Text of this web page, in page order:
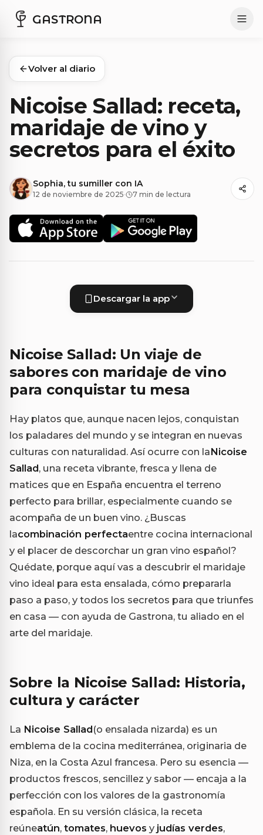
GASTRONA
Volver al diario
Nicoise Sallad: receta,
maridaje de vino y
secretos para el éxito
Sophia, tu sumiller con IA
12 de noviembre de 2025· 7 min de lectura
Descargar la app
Nicoise Sallad: Un viaje de
sabores con maridaje de vino
para conquistar tu mesa
Hay platos que, aunque nacen lejos, conquistan
los paladares del mundo y se integran en nuevas
culturas con naturalidad. Así ocurre con laNicoise
Sallad, una receta vibrante, fresca y llena de
matices que en España encuentra el terreno
perfecto para brillar, especialmente cuando se
acompaña de un buen vino. ¿Buscas
lacombinación perfectaentre cocina internacional
y el placer de descorchar un gran vino español?
Quédate, porque aquí vas a descubrir el maridaje
vino ideal para esta ensalada, cómo prepararla
paso a paso, y todos los secretos para que triunfes
en casa — con ayuda de Gastrona, tu aliado en el
arte del maridaje.
Sobre la Nicoise Sallad: Historia,
cultura y carácter
La Nicoise Sallad(o ensalada nizarda) es un
emblema de la cocina mediterránea, originaria de
Niza, en la Costa Azul francesa. Pero su esencia —
productos frescos, sencillez y sabor — encaja a la
perfección con los valores de la gastronomía
española. En su versión clásica, la receta
reúneatún, tomates, huevos y judías verdes,